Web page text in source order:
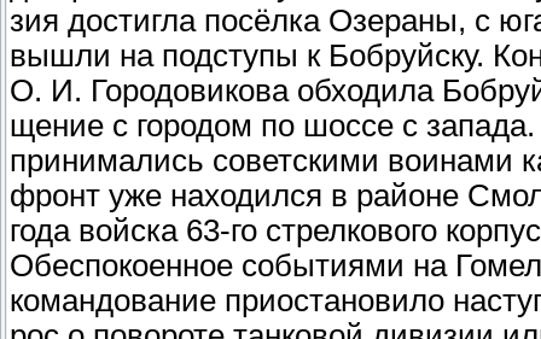
зия достигла посёлка Озераны, с
вышли на подступы к Бобруйску.
О. И. Городовикова обходила
щение с городом по шоссе с
принимались советскими воинами
фронт уже находился в районе
года войска 63-го стрелкового
Обеспокоенное событиями на
командование приостановило